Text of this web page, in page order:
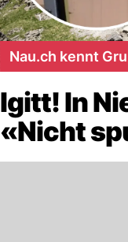
Nau.ch kennt
Igitt! In
«Nicht